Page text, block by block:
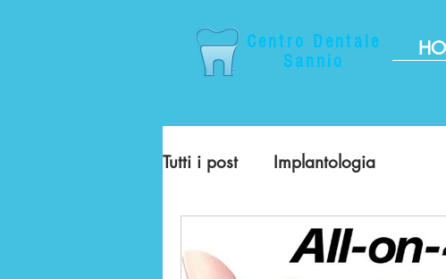
Centro Dentale
Sannio
Tutti i post Implantologia